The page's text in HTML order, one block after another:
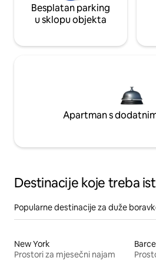
Besplatan parking
u sklopu objekta
Apartman s
Destinacije koje treba
Popularne destinacije za duže
New York
Prostori za mjesečni najam